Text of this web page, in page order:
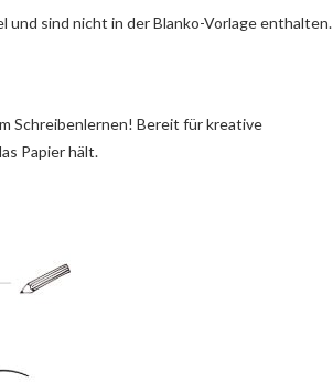
und sind nicht in der Blanko-Vorlage enthalten.
Schreibenlernen! Bereit für kreative
Papier hält.